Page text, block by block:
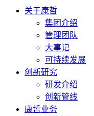
关于康哲
集团介绍
管理团队
大事记
可持续发展
创新研究
研发介绍
创新管线
康哲业务